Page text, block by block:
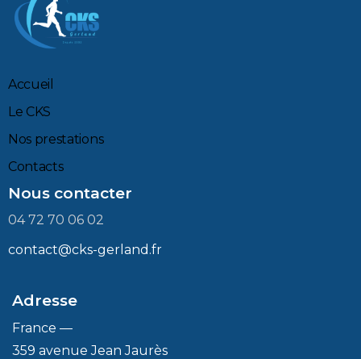
Accueil
Le CKS
Nos prestations
Contacts
Nous contacter
04 72 70 06 02
contact@cks-gerland.fr
Adresse
France —
359 avenue Jean Jaurès